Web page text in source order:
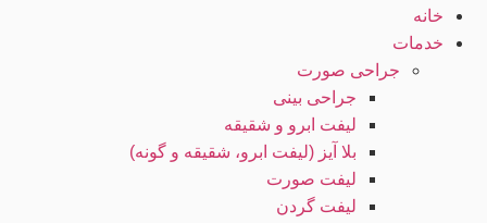
خانه
خدمات
جراحی صورت
جراحی بینی
لیفت ابرو و شقیقه
بلا آیز (لیفت ابرو، شقیقه و گونه)
لیفت صورت
لیفت گردن